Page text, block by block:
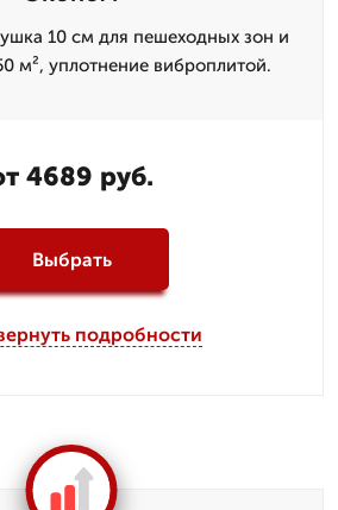
10 см для пешеходных зон и
м², уплотнение виброплитой.
4689 руб.
Выбрать
подробности